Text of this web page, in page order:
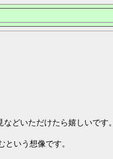
どいただけたら嬉しいです。
いう想像です。